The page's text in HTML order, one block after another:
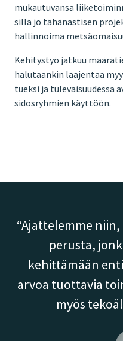
mukautuvansa
sillä jo tähänastisen
hallinnoima
Kehitystyö jatkuu
halutaankin laajentaa
tueksi ja tulevaisuudessa
sidosryhmien käyttöön.
Ajattelemme
perusta,
kehittämään
arvoa tuottavia
myös